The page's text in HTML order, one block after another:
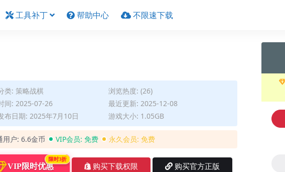
工具补丁 帮助中心 不限速下载
类: 策略战棋
浏览热度: (26)
间: 2025-07-26
最近更新: 2025-12-08
布日期: 2025年7月10日
游戏大小: 1.05GB
用户: 6.6金币 VIP会员: 免费 永久会员: 免费
VIP限时优惠
限时3折
购买下载权限 购买官方正版